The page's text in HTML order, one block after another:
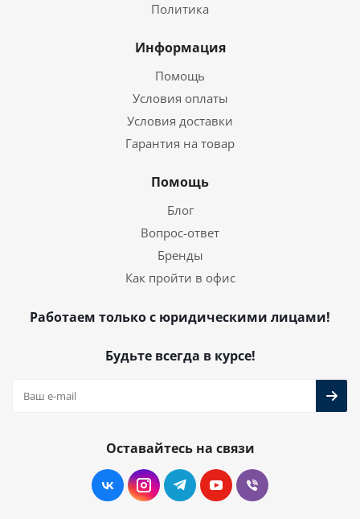
Политика
Информация
Помощь
Условия оплаты
Условия доставки
Гарантия на товар
Помощь
Блог
Вопрос-ответ
Бренды
Как пройти в офис
Работаем только с юридическими лицами!
Будьте всегда в курсе!
Оставайтесь на связи